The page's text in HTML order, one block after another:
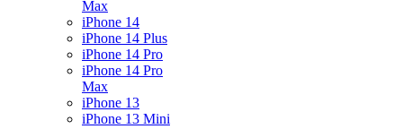
Max
iPhone 14
iPhone 14 Plus
iPhone 14 Pro
iPhone 14 Pro
Max
iPhone 13
iPhone 13 Mini